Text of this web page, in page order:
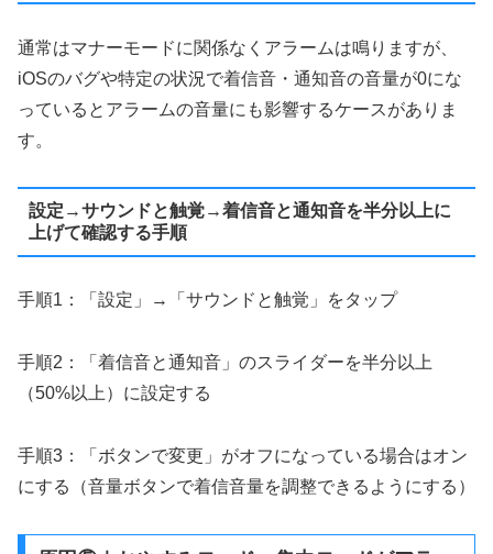
通常はマナーモードに関係なくアラームは鳴りますが、
iOSのバグや特定の状況で着信音・通知音の音量が0にな
っているとアラームの音量にも影響するケースがありま
す。
設定→サウンドと触覚→着信音と通知音を半分以上に
上げて確認する手順
手順1：「設定」→「サウンドと触覚」をタップ
手順2：「着信音と通知音」のスライダーを半分以上
（50%以上）に設定する
手順3：「ボタンで変更」がオフになっている場合はオン
にする（音量ボタンで着信音量を調整できるようにする）